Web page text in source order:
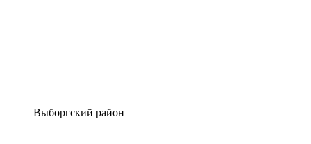
Выборгский район